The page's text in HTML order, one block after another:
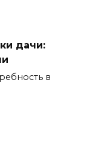
дачи:
в